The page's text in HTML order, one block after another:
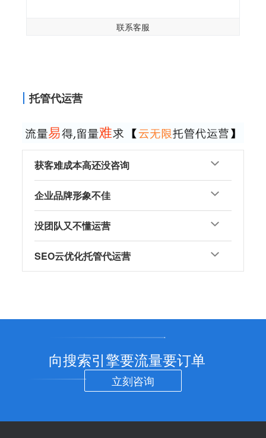
联系客服
托管代运营
获客难成本高还没咨询
企业品牌形象不佳
没团队又不懂运营
SEO云优化托管代运营
向搜索引擎要流量要订单
立刻咨询